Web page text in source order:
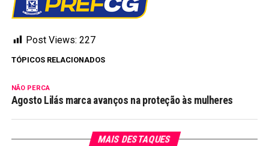
Post Views: 227
TÓPICOS RELACIONADOS
NÃO PERCA
Agosto Lilás marca avanços na proteção às mulheres
MAIS DESTAQUES